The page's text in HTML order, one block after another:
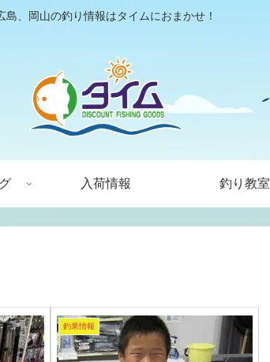
島、岡山の釣り情報はタイムにおまかせ！
入荷情報 釣り教室
釣果情報